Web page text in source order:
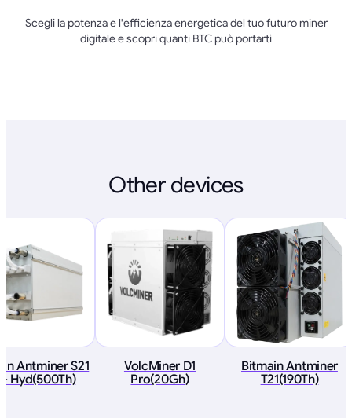
Scegli la potenza e l'efficienza energetica del tuo futuro miner
digitale e scopri quanti BTC può portarti
Other devices
Antminer S21
Hyd(500Th)
VolcMiner D1
Pro(20Gh)
Bitmain Antminer
T21(190Th)